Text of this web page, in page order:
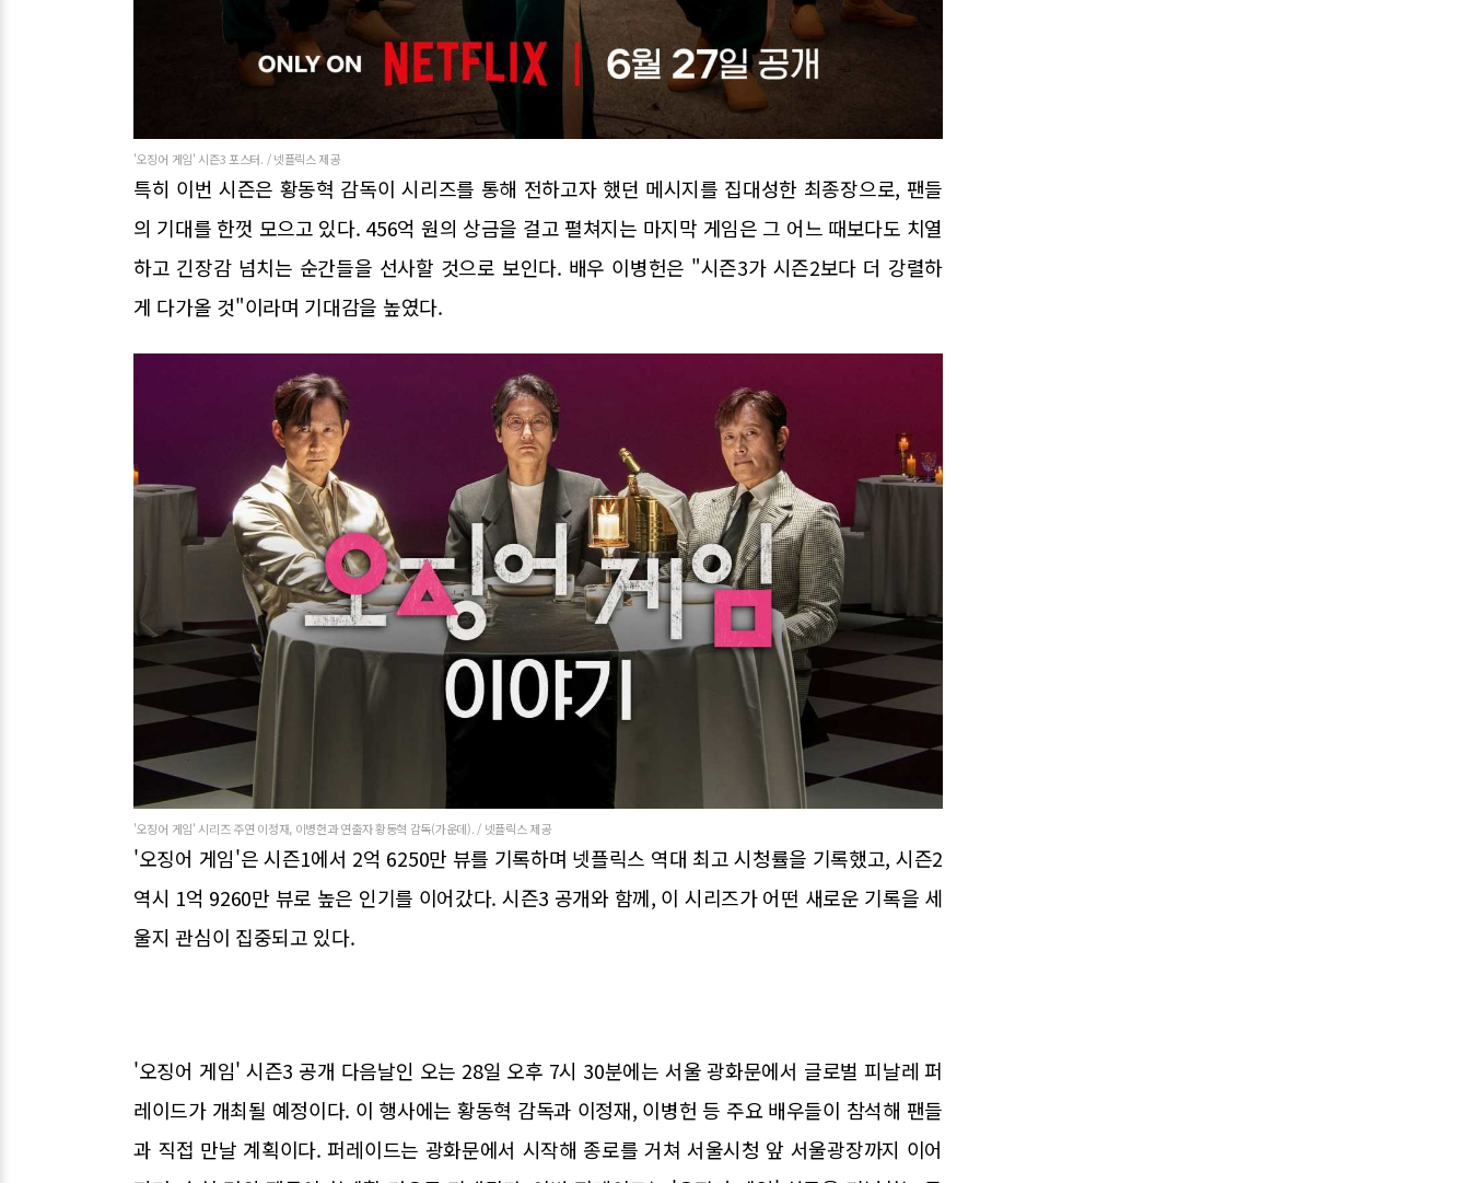
'오징어 게임' 시즌3 포스터. / 넷플릭스 제공
특히 이번 시즌은 황동혁 감독이 시리즈를 통해 전하고자 했던 메시지를 집대성한 최종장으로, 팬들
의 기대를 한껏 모으고 있다. 456억 원의 상금을 걸고 펼쳐지는 마지막 게임은 그 어느 때보다도 치열
하고 긴장감 넘치는 순간들을 선사할 것으로 보인다. 배우 이병헌은 "시즌3가 시즌2보다 더 강렬하
게 다가올 것"이라며 기대감을 높였다.
'오징어 게임' 시리즈 주연 이정재, 이병헌과 연출자 황동혁 감독(가운데). / 넷플릭스 제공
'오징어 게임'은 시즌1에서 2억 6250만 뷰를 기록하며 넷플릭스 역대 최고 시청률을 기록했고, 시즌2
역시 1억 9260만 뷰로 높은 인기를 이어갔다. 시즌3 공개와 함께, 이 시리즈가 어떤 새로운 기록을 세
울지 관심이 집중되고 있다.
'오징어 게임' 시즌3 공개 다음날인 오는 28일 오후 7시 30분에는 서울 광화문에서 글로벌 피날레 퍼
레이드가 개최될 예정이다. 이 행사에는 황동혁 감독과 이정재, 이병헌 등 주요 배우들이 참석해 팬들
과 직접 만날 계획이다. 퍼레이드는 광화문에서 시작해 종로를 거쳐 서울시청 앞 서울광장까지 이어